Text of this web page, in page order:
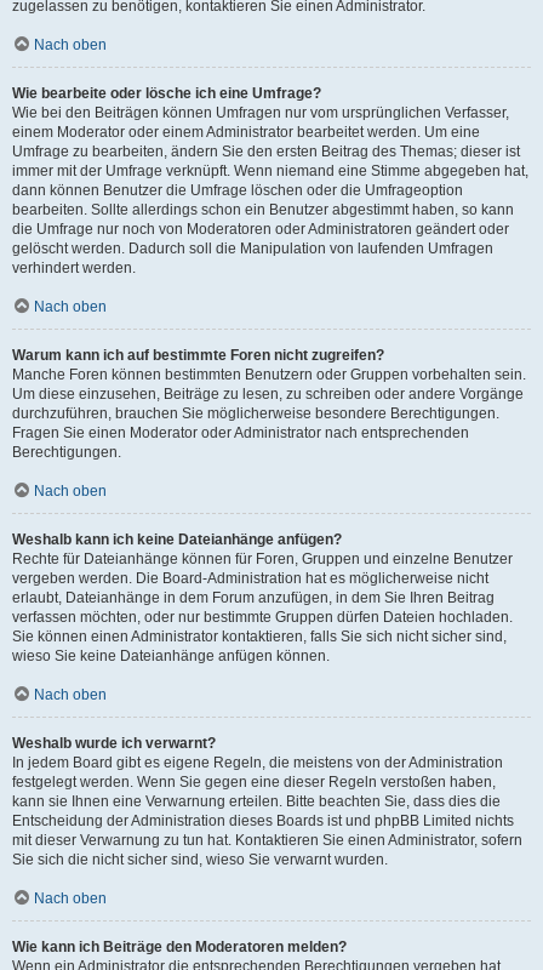
zugelassen zu benötigen, kontaktieren Sie einen Administrator.
Nach oben
Wie bearbeite oder lösche ich eine Umfrage?
Wie bei den Beiträgen können Umfragen nur vom ursprünglichen Verfasser,
einem Moderator oder einem Administrator bearbeitet werden. Um eine
Umfrage zu bearbeiten, ändern Sie den ersten Beitrag des Themas; dieser ist
immer mit der Umfrage verknüpft. Wenn niemand eine Stimme abgegeben hat,
dann können Benutzer die Umfrage löschen oder die Umfrageoption
bearbeiten. Sollte allerdings schon ein Benutzer abgestimmt haben, so kann
die Umfrage nur noch von Moderatoren oder Administratoren geändert oder
gelöscht werden. Dadurch soll die Manipulation von laufenden Umfragen
verhindert werden.
Nach oben
Warum kann ich auf bestimmte Foren nicht zugreifen?
Manche Foren können bestimmten Benutzern oder Gruppen vorbehalten sein.
Um diese einzusehen, Beiträge zu lesen, zu schreiben oder andere Vorgänge
durchzuführen, brauchen Sie möglicherweise besondere Berechtigungen.
Fragen Sie einen Moderator oder Administrator nach entsprechenden
Berechtigungen.
Nach oben
Weshalb kann ich keine Dateianhänge anfügen?
Rechte für Dateianhänge können für Foren, Gruppen und einzelne Benutzer
vergeben werden. Die Board-Administration hat es möglicherweise nicht
erlaubt, Dateianhänge in dem Forum anzufügen, in dem Sie Ihren Beitrag
verfassen möchten, oder nur bestimmte Gruppen dürfen Dateien hochladen.
Sie können einen Administrator kontaktieren, falls Sie sich nicht sicher sind,
wieso Sie keine Dateianhänge anfügen können.
Nach oben
Weshalb wurde ich verwarnt?
In jedem Board gibt es eigene Regeln, die meistens von der Administration
festgelegt werden. Wenn Sie gegen eine dieser Regeln verstoßen haben,
kann sie Ihnen eine Verwarnung erteilen. Bitte beachten Sie, dass dies die
Entscheidung der Administration dieses Boards ist und phpBB Limited nichts
mit dieser Verwarnung zu tun hat. Kontaktieren Sie einen Administrator, sofern
Sie sich die nicht sicher sind, wieso Sie verwarnt wurden.
Nach oben
Wie kann ich Beiträge den Moderatoren melden?
Wenn ein Administrator die entsprechenden Berechtigungen vergeben hat,